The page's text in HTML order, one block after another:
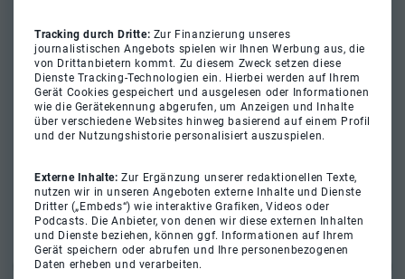
Tracking durch Dritte: Zur Finanzierung unseres
journalistischen Angebots spielen wir Ihnen Werbung aus, die
von Drittanbietern kommt. Zu diesem Zweck setzen diese
Dienste Tracking-Technologien ein. Hierbei werden auf Ihrem
Gerät Cookies gespeichert und ausgelesen oder Informationen
wie die Gerätekennung abgerufen, um Anzeigen und Inhalte
über verschiedene Websites hinweg basierend auf einem Profil
und der Nutzungshistorie personalisiert auszuspielen.
Externe Inhalte:Zur Ergänzung unserer redaktionellen Texte,
nutzen wir in unseren Angeboten externe Inhalte und Dienste
Dritter („Embeds“) wie interaktive Grafiken, Videos oder
Podcasts. Die Anbieter, von denen wir diese externen Inhalten
und Dienste beziehen, können ggf. Informationen auf Ihrem
Gerät speichern oder abrufen und Ihre personenbezogenen
Daten erheben und verarbeiten.